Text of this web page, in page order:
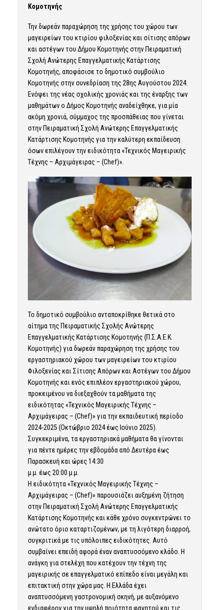
Κομοτηνής
Την δωρεάν παραχώρηση της χρήσης του χώρου των
μαγειρείων του κτιρίου φιλοξενίας και σίτισης απόρων
και αστέγων του Δήμου Κομοτηνής στην Πειραματική
Σχολή Ανώτερης Επαγγελματικής Κατάρτισης
Κομοτηνής, αποφάσισε το δημοτικό συμβούλιο
Κομοτηνής στην συνεδρίαση της 28ης Αυγούστου 2024.
Ενόψει της νέας σχολικής χρονιάς και της έναρξης των
μαθημάτων ο Δήμος Κομοτηνής αναδείχθηκε, για μία
ακόμη χρονιά, σύμμαχος της προσπάθειας που γίνεται
στην Πειραματική Σχολή Ανώτερης Επαγγελματικής
Κατάρτισης Κομοτηνής για την καλύτερη εκπαίδευση
όσων επιλέγουν την ειδικότητα «Τεχνικός Μαγειρικής
Τέχνης – Αρχιμάγειρας – (Chef)».
Το δημοτικό συμβούλιο ανταποκρίθηκε θετικά στο
αίτημα της Πειραματικής Σχολής Ανώτερης
Επαγγελματικής Κατάρτισης Κομοτηνής (Π.Σ.Α.Ε.Κ.
Κομοτηνής) για δωρεάν παραχώρηση της χρήσης του
εργαστηριακού χώρου των μαγειρείων του κτιρίου
Φιλοξενίας και Σίτισης Απόρων και Αστέγων του Δήμου
Κομοτηνής και ενός επιπλέον εργαστηριακού χώρου,
προκειμένου να διεξαχθούν τα μαθήματα της
ειδικότητας «Τεχνικός Μαγειρικής Τέχνης –
Αρχιμάγειρας – (Chef)» για την εκπαιδευτική περίοδο
2024-2025 (Οκτώβριο 2024 έως Ιούνιο 2025).
Συγκεκριμένα, τα εργαστηριακά μαθήματα θα γίνονται
για πέντε ημέρες την εβδομάδα από Δευτέρα έως
Παρασκευή και ώρες 14:30
μ.μ. έως 20:00 μ.μ.
Η ειδικότητα «Τεχνικός Μαγειρικής Τέχνης –
Αρχιμάγειρας – (Chef)» παρουσιάζει αυξημένη ζήτηση
στην Πειραματική Σχολή Ανώτερης Επαγγελματικής
Κατάρτισης Κομοτηνής και κάθε χρόνο συγκεντρώνει το
ανώτατο όριο καταρτιζομένων, με τη λιγότερη διαρροή,
συγκριτικά με τις υπόλοιπες ειδικότητες. Αυτό
συμβαίνει επειδή αφορά έναν αναπτυσσόμενο κλάδο. Η
ανάγκη για στελέχη που κατέχουν την τέχνη της
μαγειρικής σε επαγγελματικό επίπεδο είναι μεγάλη και
επιτακτική στην χώρα μας. Η Ελλάδα έχει
αναπτυσσόμενη γαστρονομική σκηνή, με αυξανόμενο
ενδιαφέρον για την υψηλή ποιότητα φαγητού και τις